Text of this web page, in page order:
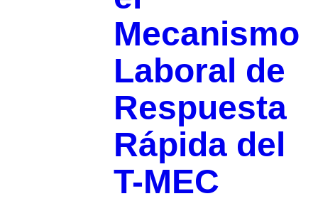
Mecanismo
Laboral de
Respuesta
Rápida del
T-MEC